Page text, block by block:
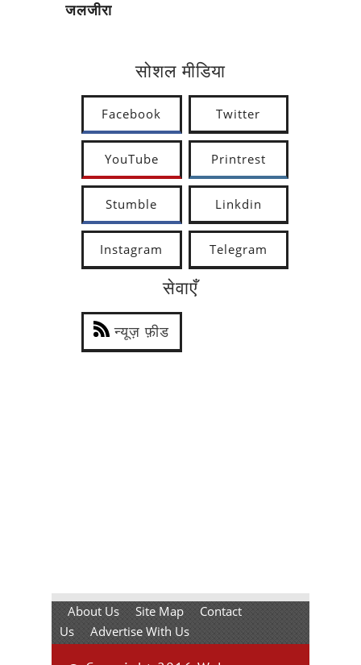
जलजीरा
सोशल मीडिया
Facebook Twitter
YouTube Printrest
Stumble Linkdin
Instagram Telegram
सेवाएँ
न्यूज़ फ़ीड
About Us Site Map
Contact
Us
Advertise With Us